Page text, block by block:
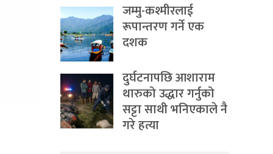
जम्मु-कश्मीरलाई
रूपान्तरण गर्ने एक
दशक
दुर्घटनापछि आशाराम
थारुको उद्धार गर्नुको
सट्टा साथी भनिएकाले नै
गरे हत्या